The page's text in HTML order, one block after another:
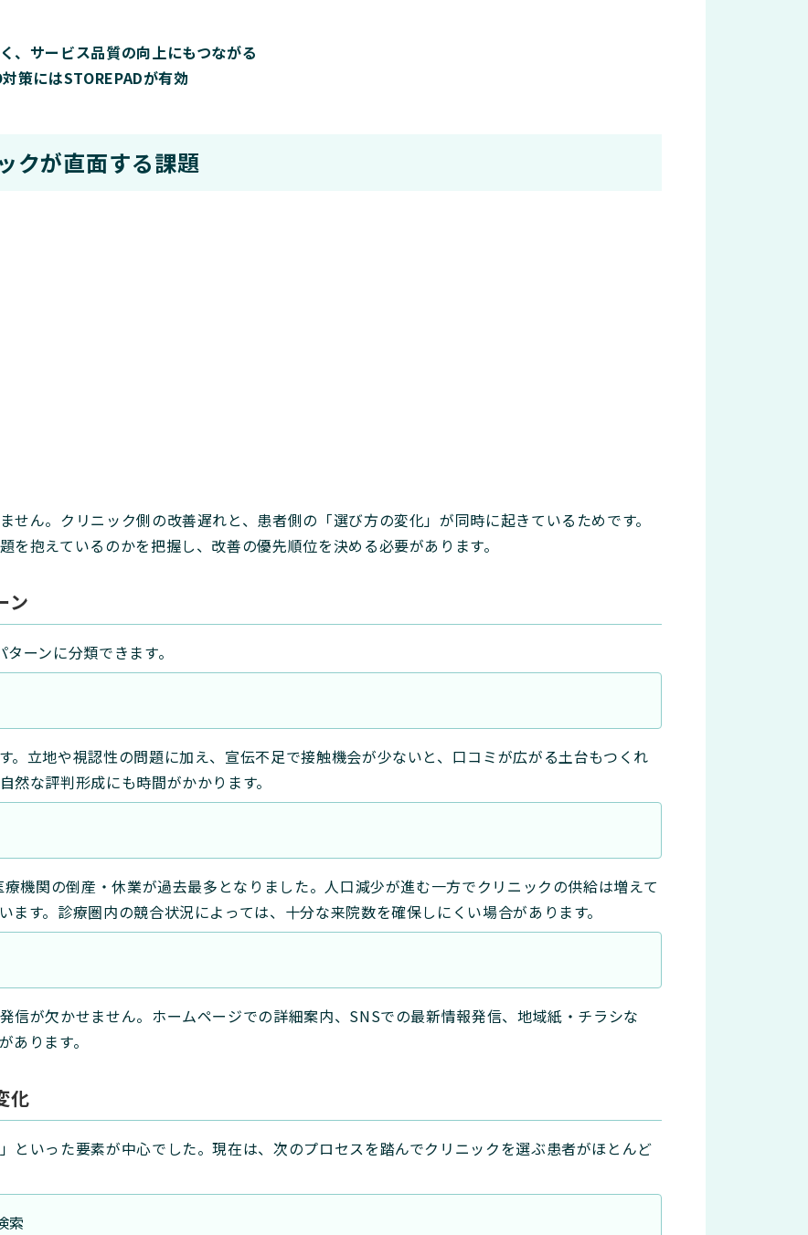
、サービス品質の向上にもつながる
策にはSTOREPADが有効
クが直面する課題
せん。クリニック側の改善遅れと、患者側の「選び方の変化」が同時に起きているためです。
抱えているのかを把握し、改善の優先順位を決める必要があります。
ン
ーンに分類できます。
。立地や視認性の問題に加え、宣伝不足で接触機会が少ないと、口コミが広がる土台もつくれ
然な評判形成にも時間がかかります。
機関の倒産・休業が過去最多となりました。人口減少が進む一方でクリニックの供給は増えて
す。診療圏内の競合状況によっては、十分な来院数を確保しにくい場合があります。
信が欠かせません。ホームページでの詳細案内、SNSでの最新情報発信、地域紙・チラシな
あります。
化
といった要素が中心でした。現在は、次のプロセスを踏んでクリニックを選ぶ患者がほとんど
索